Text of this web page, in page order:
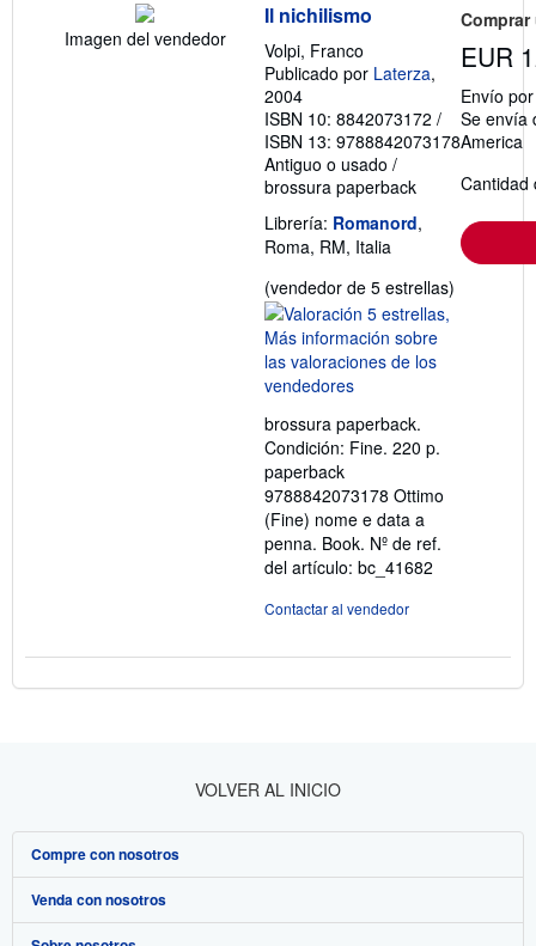
Imagen del vendedor
Il nichilismo
Volpi, Franco
Publicado por Laterza,
2004
ISBN 10: 8842073172 /
ISBN 13: 9788842073178
Antiguo o usado /
brossura paperback
Librería: Romanord,
Roma, RM, Italia
(vendedor de 5 estrellas)
brossura paperback.
Condición: Fine. 220 p.
paperback
9788842073178 Ottimo
(Fine) nome e data a
penna. Book. Nº de ref.
del artículo: bc_41682
Contactar al vendedor
EUR
Envío
Se envía
America
Cantidad
VOLVER AL INICIO
Compre con nosotros
Búsqueda avanzada
Venda con nosotros